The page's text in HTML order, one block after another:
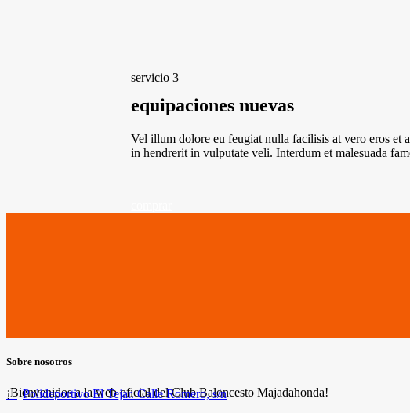
servicio 3
equipaciones nuevas
Vel illum dolore eu feugiat nulla facilisis at vero eros et
in hendrerit in vulputate veli. Interdum et malesuada
Sobre nosotros
¡Bienvenidos a la web oficial del Club Baloncesto Majadahonda!
Polideportivo El Tejar. Calle Romero, s/n